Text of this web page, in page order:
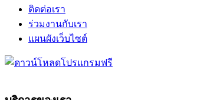
ติดต่อเรา
ร่วมงานกับเรา
แผนผังเว็บไซต์